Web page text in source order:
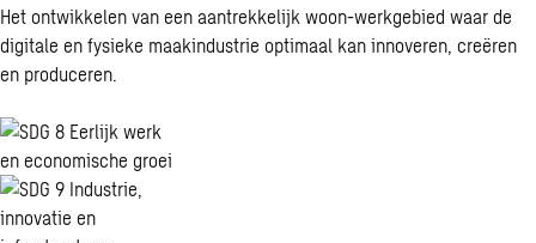
Het ontwikkelen van een aantrekkelijk woon-werkgebied waar de
digitale en fysieke maakindustrie optimaal kan innoveren, creëren
en produceren.